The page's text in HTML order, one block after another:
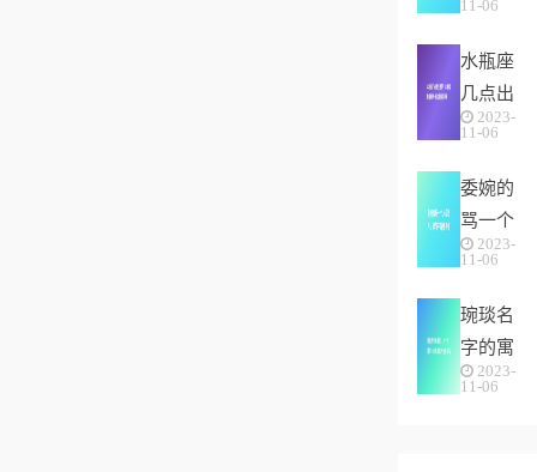
二生肖
中为何
没有
11-06
水瓶座
几点出
生最
瓶座性
格解
析-按
2023-
11-06
委婉的
骂一个
人没教
气不好
性子傲
2023-
11-06
琬琰名
字的寓
意，10
2023-
11-06